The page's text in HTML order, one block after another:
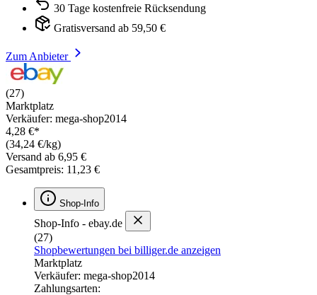
30 Tage kostenfreie Rücksendung
Gratisversand ab 59,50 €
Zum Anbieter
(27)
Marktplatz
Verkäufer: mega-shop2014
4,28 €*
(34,24 €/kg)
Versand ab 6,95 €
Gesamtpreis: 11,23 €
Shop-Info
Shop-Info - ebay.de
(27)
Shopbewertungen bei billiger.de anzeigen
Marktplatz
Verkäufer: mega-shop2014
Zahlungsarten: